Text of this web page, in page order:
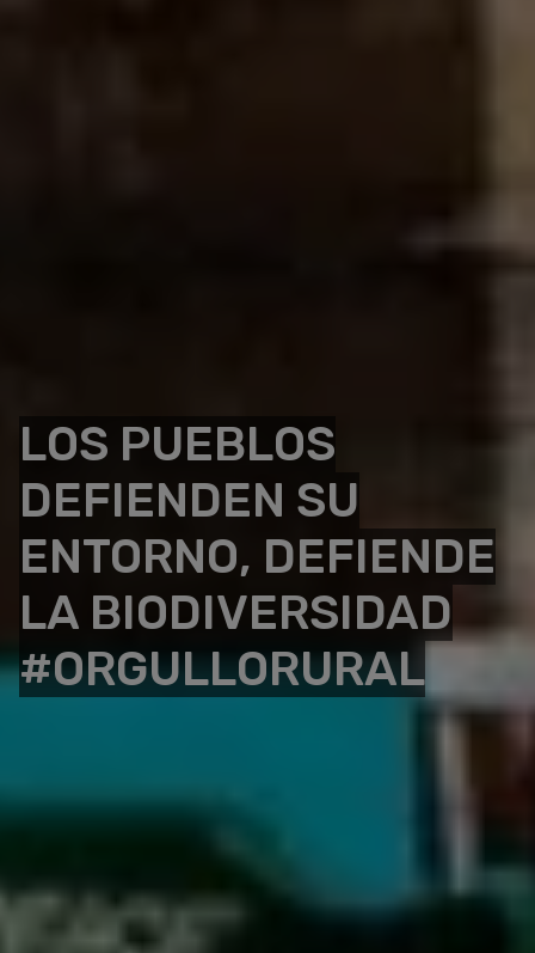
LOS PUEBLOS
DEFIENDEN SU
ENTORNO, DEFIENDE
LA BIODIVERSIDAD
#ORGULLORURAL